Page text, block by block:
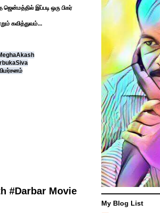
இப்படி ஒரு பிகர்
கவித்துவம்...
#Darbar Movie
My Blog List